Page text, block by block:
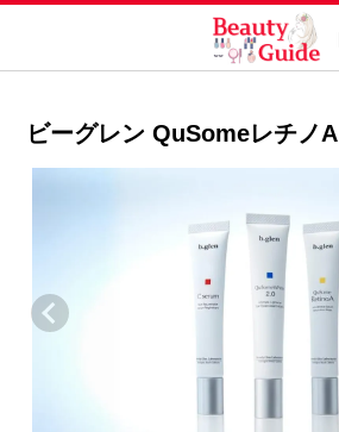
ビーグレン QuSomeレチノA